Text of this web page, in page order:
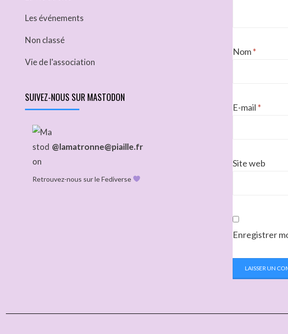
Nom*
E-mail *
Site web
Enregistrer
Les événements
Non classé
Vie de l'association
SUIVEZ-NOUS SUR MASTODON
@lamatronne@piaille.fr
Retrouvez-nous sur le Fediverse